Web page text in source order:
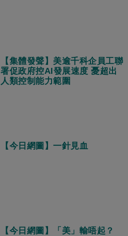
【集體發聲】美逾千科企員工聯
署促政府控AI發展速度 憂超出
人類控制能力範圍
【今日網圖】一針見血
【今日網圖】「美」輸唔起？